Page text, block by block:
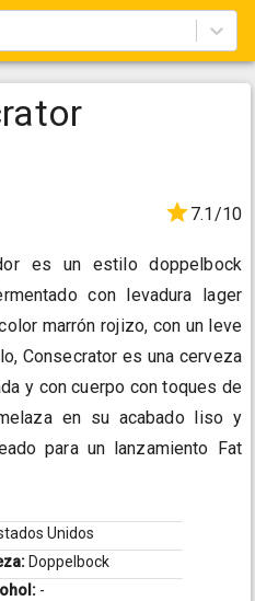
7.1/10
es un estilo doppelbock
con levadura lager
marrón rojizo, con un leve
Consecrator es una cerveza
y con cuerpo con toques de
en su acabado liso y
para un lanzamiento Fat
Unidos
Doppelbock
-